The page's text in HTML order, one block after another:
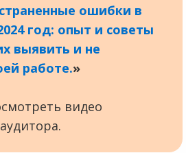
ошибки в
год: опыт и советы
выявить и не
работе.»
видео